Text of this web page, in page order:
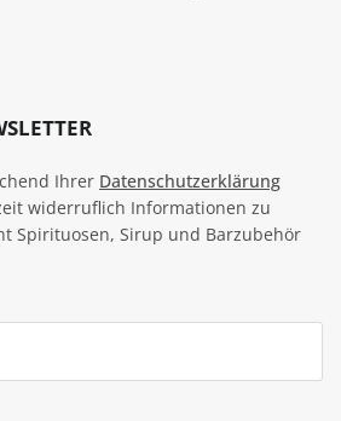
Ihrer Datenschutzerklärung
widerruflich Informationen zu
Spirituosen, Sirup und Barzubehör